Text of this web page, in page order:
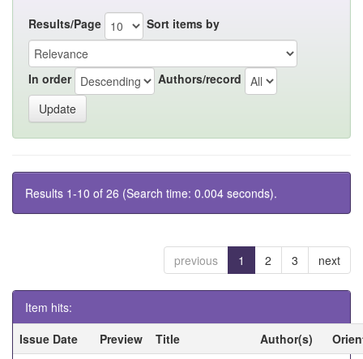
Results/Page Sort items by
In order Authors/record
Results 1-10 of 26 (Search time: 0.004 seconds).
previous 1 2 3 next
Item hits:
Issue Date
Preview Title Author(s)